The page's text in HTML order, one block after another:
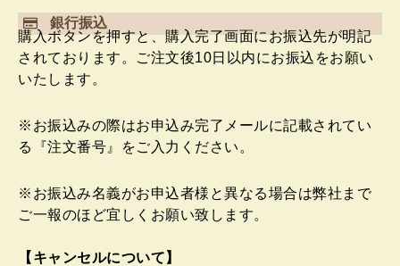
銀行振込
購入ボタンを押すと、購入完了画面にお振込先が明記
されております。ご注文後10日以内にお振込をお願い
いたします。
※お振込みの際はお申込み完了メールに記載されてい
る『注文番号』をご入力ください。
※お振込み名義がお申込者様と異なる場合は弊社まで
ご一報のほど宜しくお願い致します。
【キャンセルについて】